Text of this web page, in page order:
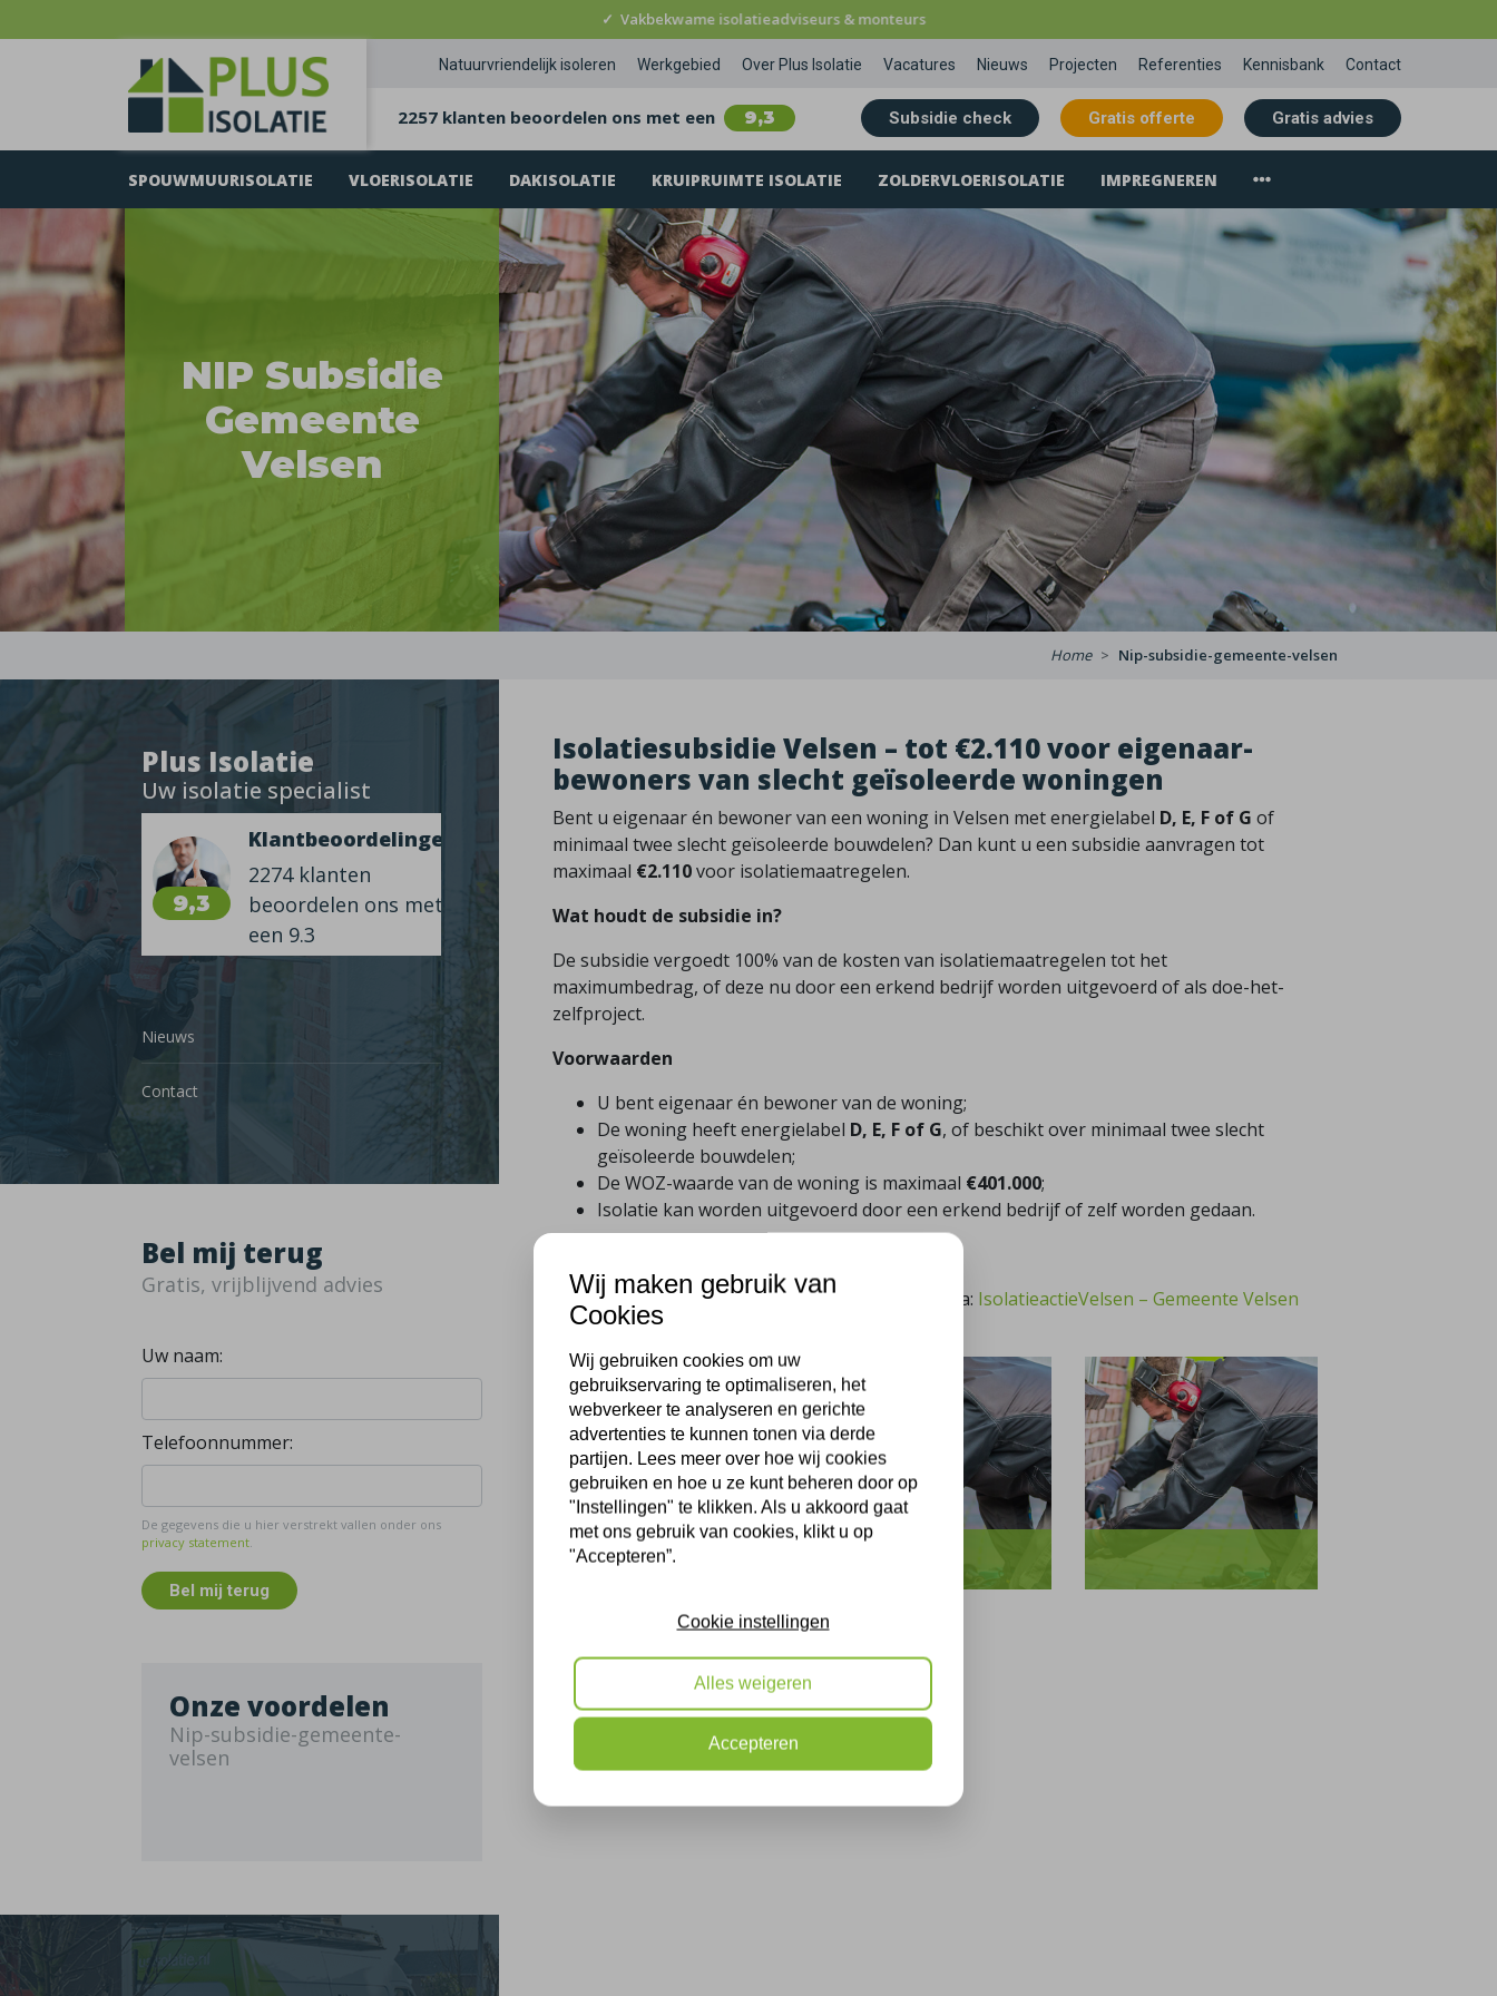
✓ Vakbekwame isolatieadviseurs & monteurs
Natuurvriendelijk isoleren Werkgebied Over Plus Isolatie Vacatures Nieuws Projecten Referenties Kennisbank Contact
2257 klanten beoordelen ons met een 9,3 Subsidie check Gratis offerte Gratis advies
SPOUWMUURISOLATIE VLOERISOLATIE DAKISOLATIE KRUIPRUIMTE ISOLATIE ZOLDERVLOERISOLATIE IMPREGNEREN
NIP Subsidie
Gemeente
Velsen
Home Nip-subsidie-gemeente-velsen
Plus Isolatie
Uw isolatie specialist
9,3
Klantbeoordelingen
2274 klanten
beoordelen ons met
een 9.3
Nieuws
Contact
Bel mij terug
Gratis, vrijblijvend advies
Uw naam:
Telefoonnummer:
De gegevens die u hier verstrekt vallen onder ons
privacy statement.
Bel mij terug
Onze voordelen
Nip-subsidie-gemeente-
velsen
Isolatiesubsidie Velsen – tot €2.110 voor eigenaar-
bewoners van slecht geïsoleerde woningen
Bent u eigenaar én bewoner van een woning in Velsen met energielabel D, E, F of G of
minimaal twee slecht geïsoleerde bouwdelen? Dan kunt u een subsidie aanvragen tot
maximaal €2.110voor isolatiemaatregelen.
Wat houdt de subsidie in?
De subsidie vergoedt 100% van de kosten van isolatiemaatregelen tot het
maximumbedrag, of deze nu door een erkend bedrijf worden uitgevoerd of als doe-het-
zelfproject.
Voorwaarden
U bent eigenaar én bewoner van de woning;
De woning heeft energielabel D, E, F of G, of beschikt over minimaal twee slecht
geïsoleerde bouwdelen;
De WOZ-waarde van de woning is maximaal €401.000;
Isolatie kan worden uitgevoerd door een erkend bedrijf of zelf worden gedaan.
Bekijk de voorwaarden en dien uw aanvraag in via: IsolatieactieVelsen – Gemeente Velsen
Wij maken gebruik van
Cookies
Wij gebruiken cookies om uw
gebruikservaring te optimaliseren, het
webverkeer te analyseren en gerichte
advertenties te kunnen tonen via derde
partijen. Lees meer over hoe wij cookies
gebruiken en hoe u ze kunt beheren door op
"Instellingen" te klikken. Als u akkoord gaat
met ons gebruik van cookies, klikt u op
"Accepteren”.
Cookie instellingen
Alles weigeren
Accepteren